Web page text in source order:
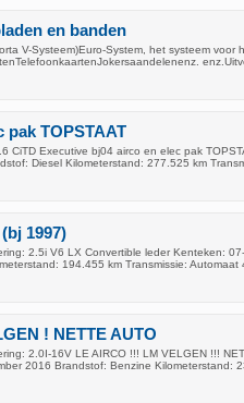
en banden
V-Systeem)Euro-System, het systeem voor
pak TOPSTAAT
CiTD Executive bj04 airco en elec pak
Diesel Kilometerstand: 277.525 km
1997)
2.5i V6 LX Convertible leder Kenteken:
194.455 km Transmissie: Automaat
! NETTE AUTO
2.0I-16V LE AIRCO !!! LM VELGEN !!!
2016 Brandstof: Benzine Kilometerstand: